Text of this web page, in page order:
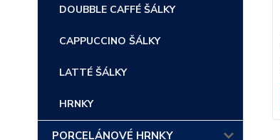
DOUBBLE CAFFÉ ŠÁLKY
CAPPUCCINO ŠÁLKY
LATTÉ ŠÁLKY
HRNKY
PORCELÁNOVÉ HRNKY